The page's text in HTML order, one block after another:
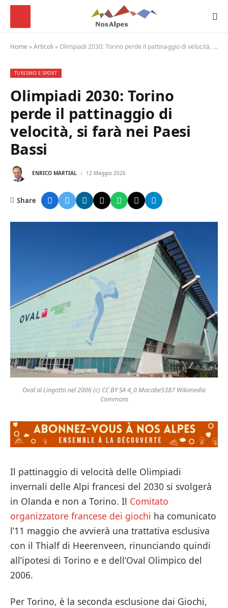
Home »Articoli »Olimpiadi 2030: Torino perde il pattinaggio di velocità, si farà nei Paesi Bassi
TURISMO E SPORT
Olimpiadi 2030: Torino
perde il pattinaggio di
velocità, si farà nei Paesi
Bassi
ENRICO MARTIAL 12 Maggio 2026
Share
Oval al Lingotto nel 2006 (c) CC BY SA 4_0 Macabe5387 Wikimedia
Commons
Il pattinaggio di velocità delle Olimpiadi
invernali delle Alpi francesi del 2030 si svolgerà
in Olanda e non a Torino. Il Comitato
organizzatore francese dei giochi ha comunicato
l’11 maggio che avvierà una trattativa esclusiva
con il Thialf di Heerenveen, rinunciando quindi
all’ipotesi di Torino e e dell’Oval Olimpico del
2006.
Per Torino, è la seconda esclusione dai Giochi,